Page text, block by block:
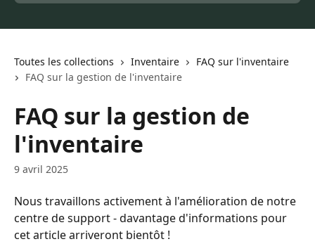
Toutes les collections Inventaire
FAQ sur l'inventaire
FAQ sur la gestion de l'inventaire
FAQ sur la gestion de
l'inventaire
9 avril 2025
Nous travaillons activement à l'amélioration de notre
centre de support - davantage d'informations pour
cet article arriveront bientôt !